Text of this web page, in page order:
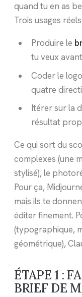
quand tu en as
Trois usages
Produire le
tu veux
Coder le
quatre
Itérer sur la
résultat
Ce qui sort du
complexes (une
stylisé), le
Pour ça,
mais ils te
éditer finement.
(typographique,
géométrique),
ÉTAPE 1 :
BRIEF DE